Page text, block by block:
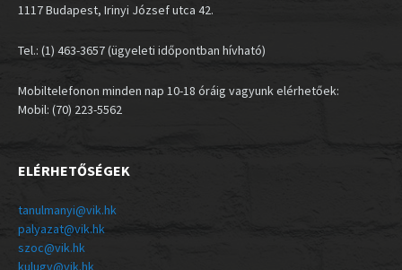
1117 Budapest, Irinyi József utca 42.
Tel.: (1) 463-3657 (ügyeleti időpontban hívható)
Mobiltelefonon minden nap 10-18 óráig vagyunk elérhetőek:
Mobil: (70) 223-5562
ELÉRHETŐSÉGEK
tanulmanyi@vik.hk
palyazat@vik.hk
szoc@vik.hk
kulugy@vik.hk